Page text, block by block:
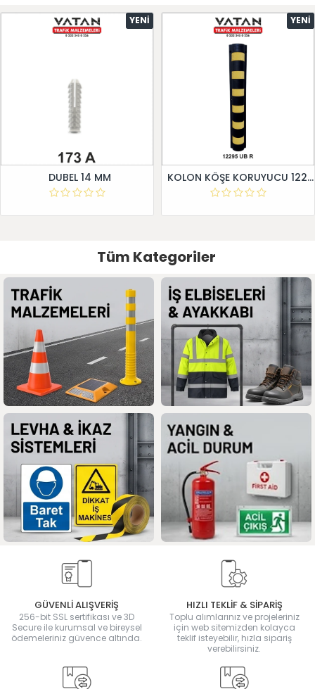
YENI
DUBEL 14 MM
YENI
KOLON KÖŞE KORUYUCU 12295 UB R
Tüm Kategoriler
GÜVENLİ ALIŞVERİŞ
256-bit SSL sertifikası ve 3D
Secure ile kurumsal ve bireysel
ödemeleriniz güvence altında.
HIZLI TEKLİF & SİPARİŞ
Toplu alımlarınız ve projeleriniz
için web sitemizden kolayca
teklif isteyebilir, hızla sipariş
verebilirsiniz.